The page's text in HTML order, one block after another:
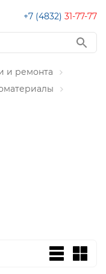
+7 (4832) 31-77-77
и ремонта